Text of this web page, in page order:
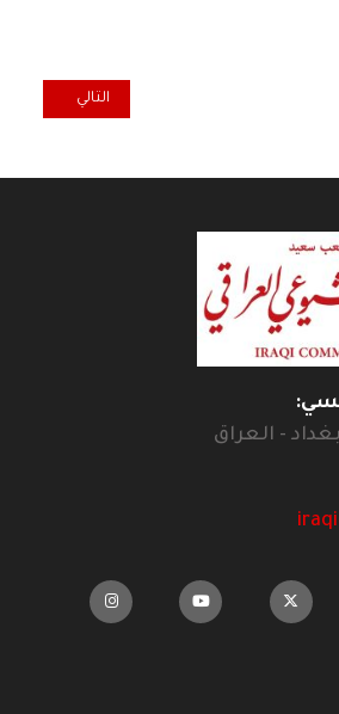
وغواية الرّحيل المقال
التالي
- العراق